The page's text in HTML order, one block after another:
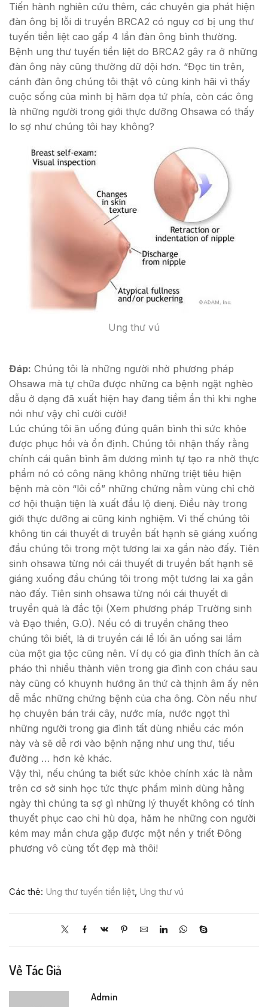
Tiến hành nghiên cứu thêm, các chuyên gia phát hiện
đàn ông bị lỗi di truyền BRCA2 có nguy cơ bị ung thư
tuyến tiền liệt cao gấp 4 lần đàn ông bình thường.
Bệnh ung thư tuyến tiền liệt do BRCA2 gây ra ở những
đàn ông này cũng thường dữ dội hơn. “Đọc tin trên,
cánh đàn ông chúng tôi thật vô cùng kinh hãi vì thấy
cuộc sống của mình bị hăm dọa tứ phía, còn các ông
là những người trong giới thực dưỡng Ohsawa có thấy
lo sợ như chúng tôi hay không?
Ung thư vú
Đáp: Chúng tôi là những người nhờ phương pháp
Ohsawa mà tự chữa được những ca bệnh ngặt nghèo
dẫu ở dạng đã xuất hiện hay đang tiềm ẩn thì khi nghe
nói như vậy chỉ cười cười!
Lúc chúng tôi ăn uống đúng quân bình thì sức khỏe
được phục hồi và ổn định. Chúng tôi nhận thấy rằng
chính cái quân bình âm dương mình tự tạo ra nhờ thực
phẩm nó có công năng không những triệt tiêu hiện
bệnh mà còn “lôi cổ” những chứng nằm vùng chỉ chờ
cơ hội thuận tiện là xuất đầu lộ dienj. Điều này trong
giới thực dưỡng ai cũng kinh nghiệm. Vì thế chúng tôi
không tin cái thuyết di truyền bất hạnh sẽ giáng xuống
đầu chúng tôi trong một tương lai xa gần nào đấy. Tiên
sinh ohsawa từng nói cái thuyết di truyền bất hạnh sẽ
giáng xuống đầu chúng tôi trong một tương lai xa gần
nào đấy. Tiên sinh ohsawa từng nói cái thuyết di
truyền quả là đắc tội (Xem phương pháp Trường sinh
và Đạo thiền, G.O). Nếu có di truyền chăng theo
chúng tôi biết, là di truyền cái lề lối ăn uống sai lầm
của một gia tộc cũng nên. Ví dụ có gia đình thích ăn cà
pháo thì nhiều thành viên trong gia đình con cháu sau
này cũng có khuynh hướng ăn thứ cà thịnh âm ấy nên
dễ mắc những chứng bệnh của cha ông. Còn nếu như
họ chuyên bán trái cây, nước mía, nước ngọt thì
những người trong gia đình tất dùng nhiều các món
này và sẽ dễ rơi vào bệnh nặng như ung thư, tiểu
đường … hơn kẻ khác.
Vậy thì, nếu chúng ta biết sức khỏe chính xác là nằm
trên cơ sở sinh học tức thực phẩm mình dùng hằng
ngày thì chúng ta sợ gì những lý thuyết không có tính
thuyết phục cao chỉ hù dọa, hăm he những con người
kém may mắn chưa gặp được một nền y triết Đông
phương vô cùng tốt đẹp mà thôi!
Các thẻ: Ung thư tuyến tiền liệt, Ung thư vú
Về Tác Giả
Admin